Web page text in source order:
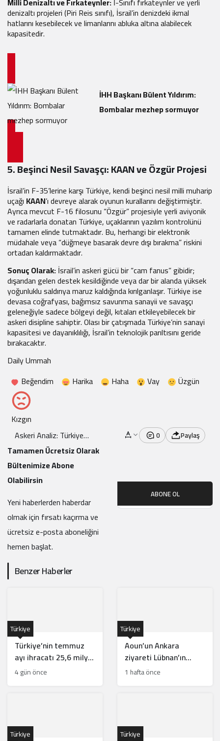
denizaltı projeleri (Piri Reis sınıfı), İsrail’in denizdeki ikmal
hatlarını kesebilecek ve limanlarını abluka altına alabilecek
kapasitedir.
İHH Başkanı Bülent Yıldırım:
Bombalar mezhep sormuyor
5. Beşinci Nesil Savaşçı: KAAN ve Özgür Projesi
İsrail’in F-35’lerine karşı Türkiye, kendi beşinci nesil milli muharip
uçağı KAAN’ı devreye alarak oyunun kurallarını değiştirmiştir.
Ayrıca mevcut F-16 filosunu “Özgür” projesiyle yerli aviyonik
ve radarlarla donatan Türkiye, uçaklarının yazılım kontrolünü
tamamen elinde tutmaktadır. Bu, herhangi bir elektronik
müdahale veya “düğmeye basarak devre dışı bırakma” riskini
ortadan kaldırmaktadır.
Sonuç Olarak:İsrail’in askeri gücü bir “cam fanus” gibidir;
dışarıdan gelen destek kesildiğinde veya dar bir alanda yüksek
yoğunluklu saldırıya maruz kaldığında kırılganlaşır. Türkiye ise
devasa coğrafyası, bağımsız savunma sanayii ve savaşçı
geleneğiyle sadece bölgeyi değil, kıtaları etkileyebilecek bir
askeri disipline sahiptir. Olası bir çatışmada Türkiye’nin sanayi
kapasitesi ve dayanıklılığı, İsrail’in teknolojik parıltısını geride
bırakacaktır.
Daily Ummah
Beğendim
Harika Haha Vay Üzgün
Kızgın
Askeri Analiz: Türkiye
Neden İsrail’den Daha
Güçlü?
0 Paylaş
Tamamen Ücretsiz Olarak
Bültenimize Abone
Olabilirsin
Yeni haberlerden haberdar
olmak için fırsatı kaçırma ve
ücretsiz e-posta aboneliğini
hemen başlat.
ABONE OL
Benzer Haberler
Türkiye’nin temmuz
ayı ihracatı 25,6 milyar
dolarla rekor kırdı
Türkiye
4 gün önce
Aoun’un Ankara
ziyareti Lübnan’ın
güneyinde Türk
Türkiye
1 hafta önce
Türkiye Türkiye